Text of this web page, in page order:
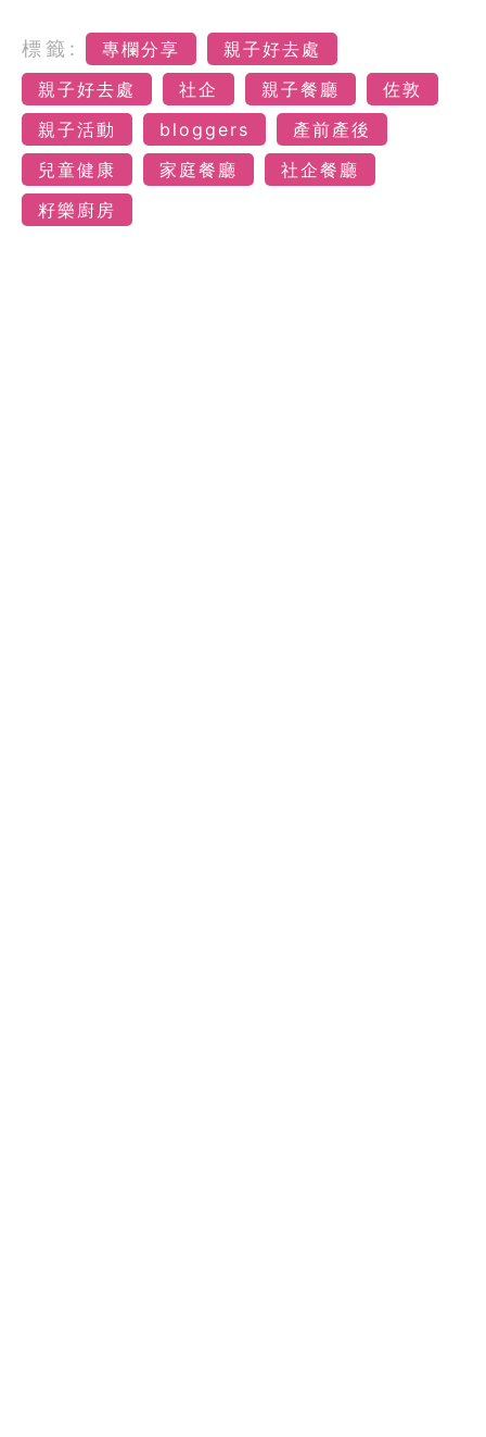
標籤: 專欄分享
親子好去處
親子好去處
社企 親子餐廳
佐敦
親子活動
bloggers
產前產後
兒童健康
家庭餐廳
社企餐廳
籽樂廚房